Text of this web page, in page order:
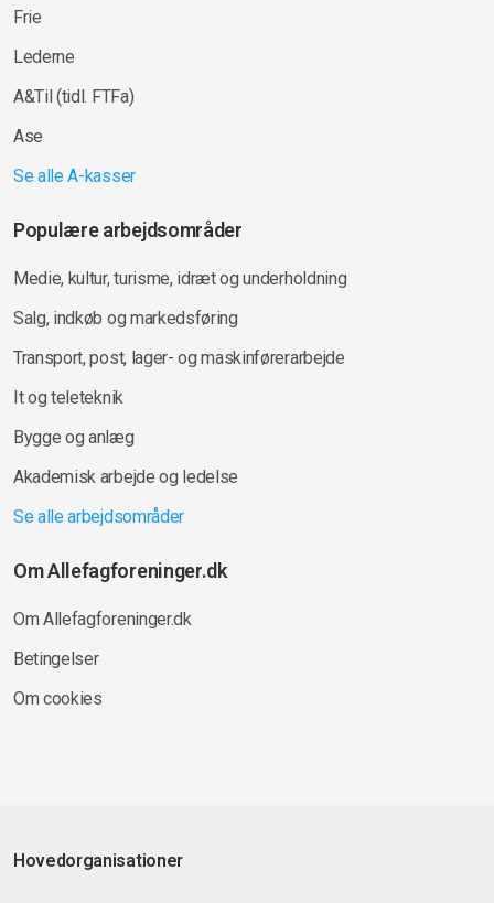
Frie
Lederne
A&Til (tidl. FTFa)
Ase
Se alle A-kasser
Populære arbejdsområder
Medie, kultur, turisme, idræt og underholdning
Salg, indkøb og markedsføring
Transport, post, lager- og maskinførerarbejde
It og teleteknik
Bygge og anlæg
Akademisk arbejde og ledelse
Se alle arbejdsområder
Om Allefagforeninger.dk
Om Allefagforeninger.dk
Betingelser
Om cookies
Hovedorganisationer